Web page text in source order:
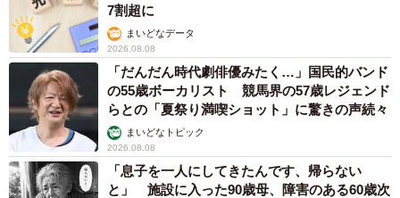
7割超に
まいどなデータ
2026.08.08
「だんだん時代劇俳優みたく…」国民的バンド
の55歳ボーカリスト 競馬界の57歳レジェンド
らとの「夏祭り満喫ショット」に驚きの声続々
まいどなトピック
2026.08.08
「息子を一人にしてきたんです、帰らない
と」 施設に入った90歳母、障害のある60歳次